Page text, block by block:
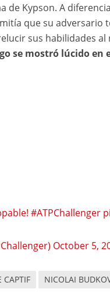
de Kypson. A
que su adversario
sus habilidades
se mostró lúcido
#ATPChallenger
October 5,
CAPTIF NICOLAI